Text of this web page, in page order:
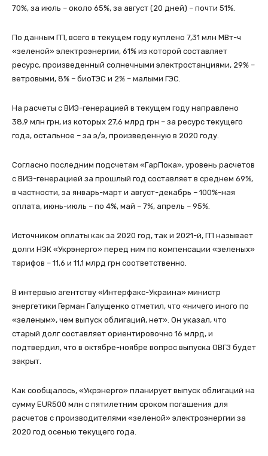
70%, за июль – около 65%, за август (20 дней) – почти 51%.
По данным ГП, всего в текущем году куплено 7,31 млн МВт-ч
«зеленой» электроэнергии, 61% из которой составляет
ресурс, произведенный солнечными электростанциями, 29% –
ветровыми, 8% – биоТЭС и 2% – малыми ГЭС.
На расчеты с ВИЭ-генерацией в текущем году направлено
38,9 млн грн, из которых 27,6 млрд грн – за ресурс текущего
года, остальное – за э/э, произведенную в 2020 году.
Согласно последним подсчетам «ГарПока», уровень расчетов
с ВИЭ-генерацией за прошлый год составляет в среднем 69%,
в частности, за январь-март и август-декабрь – 100%-ная
оплата, июнь-июль – по 4%, май – 7%, апрель – 95%.
Источником оплаты как за 2020 год, так и 2021-й, ГП называет
долги НЭК «Укрэнерго» перед ним по компенсации «зеленых»
тарифов – 11,6 и 11,1 млрд грн соответственно.
В интервью агентству «Интерфакс-Украина» министр
энергетики Герман Галущенко отметил, что «ничего иного по
«зеленым», чем выпуск облигаций, нет». Он указал, что
старый долг составляет ориентировочно 16 млрд, и
подтвердил, что в октябре-ноябре вопрос выпуска ОВГЗ будет
закрыт.
Как сообщалось, «Укрэнерго» планирует выпуск облигаций на
сумму EUR500 млн с пятилетним сроком погашения для
расчетов с производителями «зеленой» электроэнергии за
2020 год осенью текущего года.